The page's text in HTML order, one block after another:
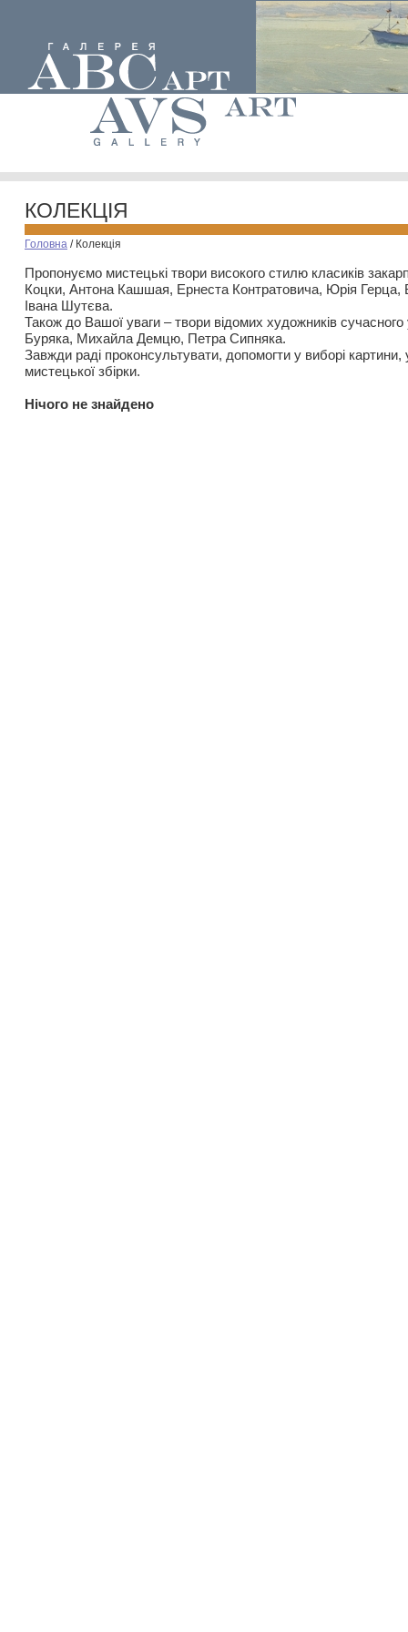
КОЛЕКЦІЯ
Головна / Колекція
Пропонуємо мистецькі твори високого стилю класиків
Коцки, Антона Кашшая, Ернеста Контратовича, Юрія
Івана Шутєва.
Також до Вашої уваги – твори відомих художників
Буряка, Михайла Демцю, Петра Сипняка.
Завжди раді проконсультувати, допомогти у виборі картини,
мистецької збірки.
Нiчого не знайдено